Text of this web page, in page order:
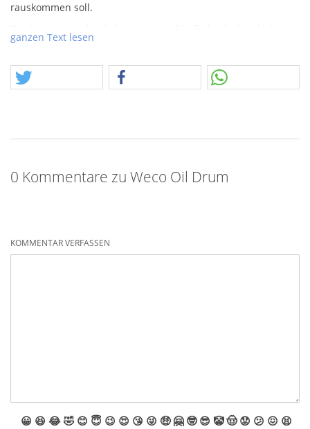
rauskommen soll.
den Titel Nr. 1 in Europa, so gibt es auch große Marktanteile
in Holland, diese kommen auch durch die Übernahme und
das Weiterführen von dortigen Herstellern, z.b. Evolution oder
bevor, wenn ihr möchtet. Achtung, dieser Artikel kann einen
ganzen Text lesen
0 Kommentare zu Weco Oil Drum
KOMMENTAR VERFASSEN
😀 😆 😂🤣 😊 😇 😉 😍 😘 😜 🤑 🤗 🤓 😎 🤡🤠 😟 😕 😖 😫